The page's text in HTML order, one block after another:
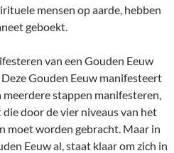
mensen op aarde, hebben
geboekt.
van een Gouden Eeuw
Gouden Eeuw manifesteert
meerdere stappen manifesteren,
door de vier niveaus van het
moet worden gebracht. Maar in
Eeuw al, staat klaar om zich in